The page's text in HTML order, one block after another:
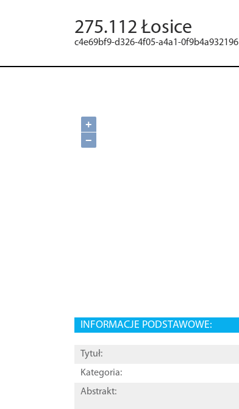
275.112 Łosice
c4e69bf9-d326-4f05-a4a1-0f9b4a932196
+
−
INFORMACJE PODSTAWOWE:
Tytuł:
Kategoria:
Abstrakt: